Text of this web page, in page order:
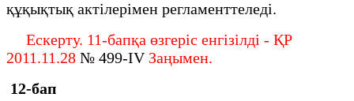
құқықтық актілерімен регламенттеледі.
Ескерту. 11-бапқа өзгеріс енгізілді - ҚР
2011.11.28 № 499-IVЗаңымен.
12-бап